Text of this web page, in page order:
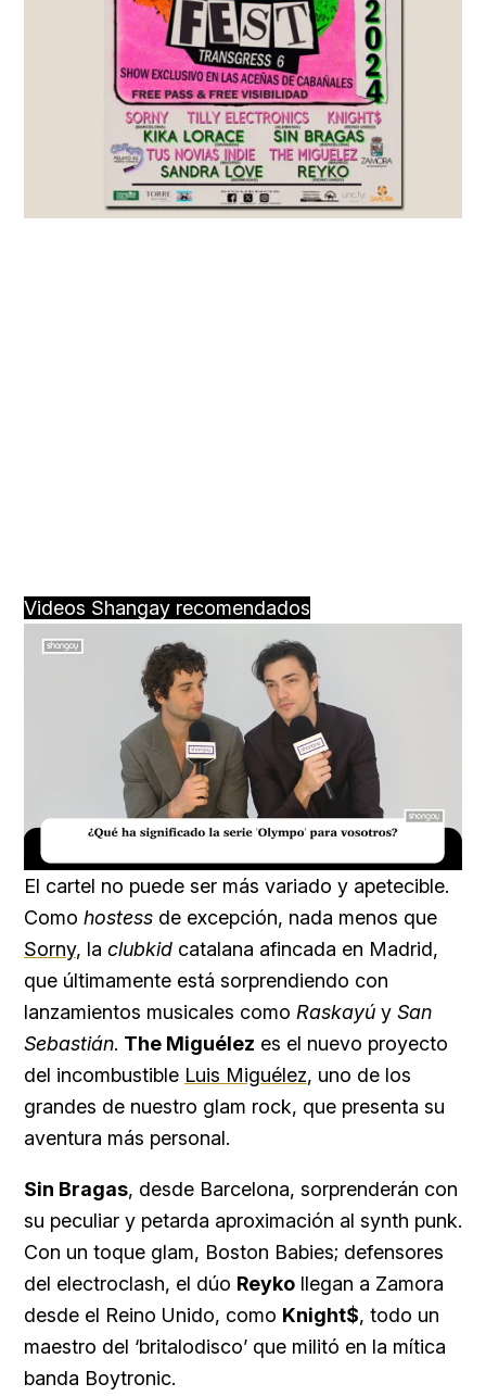
Videos Shangay recomendados
16.54%
El cartel no puede ser más variado y apetecible.
Como hostess de excepción, nada menos que
Sorny, la clubkid catalana afincada en Madrid,
que últimamente está sorprendiendo con
lanzamientos musicales como Raskayú y San
Sebastián. The Miguélez es el nuevo proyecto
del incombustible Luis Miguélez, uno de los
grandes de nuestro glam rock, que presenta su
aventura más personal.
Sin Bragas, desde Barcelona, sorprenderán con
su peculiar y petarda aproximación al synth punk.
Con un toque glam, Boston Babies; defensores
del electroclash, el dúo Reyko llegan a Zamora
desde el Reino Unido, como Knight$, todo un
maestro del ‘britalodisco’ que militó en la mítica
banda Boytronic.